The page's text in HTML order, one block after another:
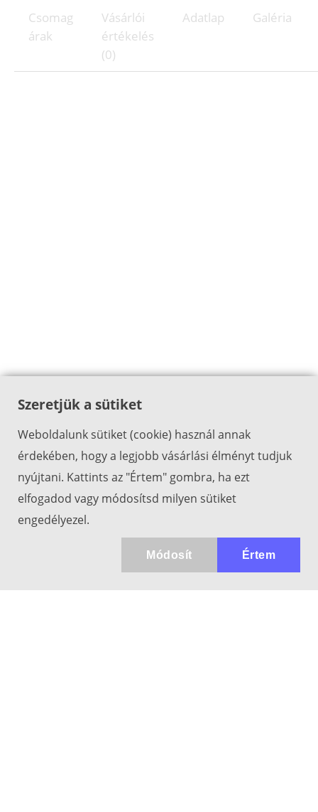
Csomag
árak
Vásárlói
értékelés
(0)
Adatlap Galéria
Szeretjük a sütiket
Weboldalunk sütiket (cookie) használ annak
érdekében, hogy a legjobb vásárlási élményt tudjuk
nyújtani. Kattints az "Értem" gombra, ha ezt
elfogadod vagy módosítsd milyen sütiket
engedélyezel.
Értem
Módosít